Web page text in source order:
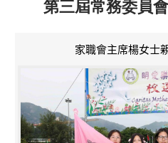
第三屆常務委員
家職會主席楊女士